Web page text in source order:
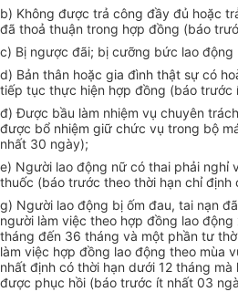
b) Không được trả công đầy đủ hoặc
đã thoả thuận trong hợp đồng (báo
c) Bị ngược đãi; bị cưỡng bức lao
d) Bản thân hoặc gia đình thật sự có
tiếp tục thực hiện hợp đồng (báo trước
đ) Được bầu làm nhiệm vụ chuyên
được bổ nhiệm giữ chức vụ trong bộ
nhất 30 ngày);
e) Người lao động nữ có thai phải nghỉ
thuốc (báo trước theo thời hạn chỉ định
g) Người lao động bị ốm đau, tai nạn
người làm việc theo hợp đồng lao
tháng đến 36 tháng và một phần tư
làm việc hợp đồng lao động theo mùa
nhất định có thời hạn dưới 12 tháng
được phục hồi (báo trước ít nhất 03